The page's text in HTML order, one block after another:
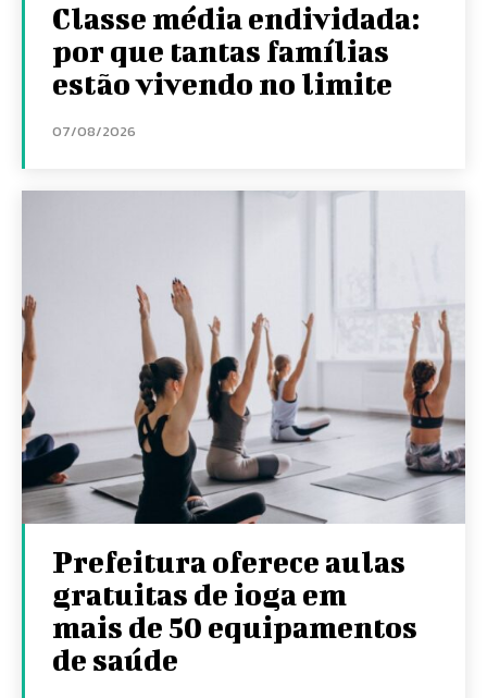
Classe média endividada:
por que tantas famílias
estão vivendo no limite
07/08/2026
Prefeitura oferece aulas
gratuitas de ioga em
mais de 50 equipamentos
de saúde